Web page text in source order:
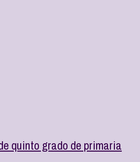
quinto grado de primaria